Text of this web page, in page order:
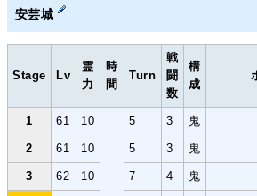
安芸城
Stage Lv
霊
力
時
間
Turn
戦
闘
数
構
成
1 61 10 5 3 鬼
2 61 10 5 3 鬼
3 62 10 7 4 鬼